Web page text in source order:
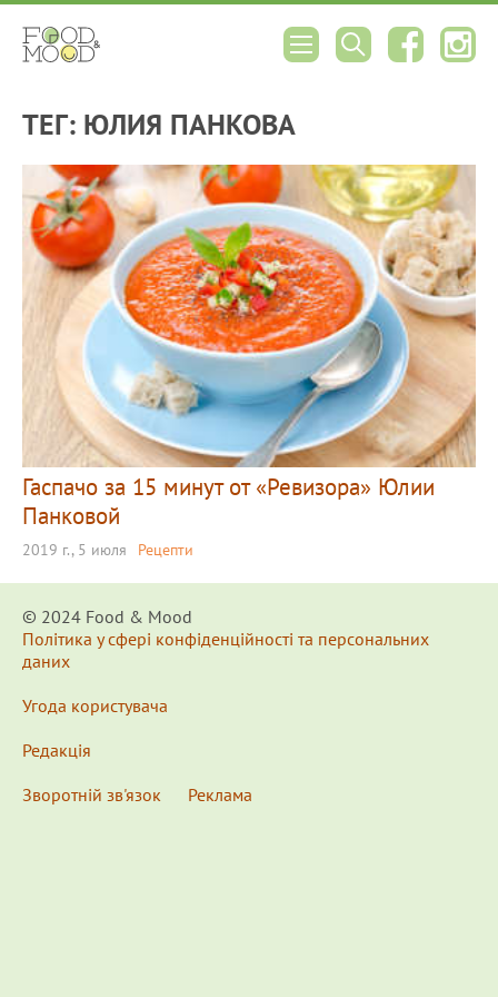
ТЕГ: ЮЛИЯ ПАНКОВА
Гаспачо за 15 минут от «Ревизора» Юлии
Панковой
2019 г., 5 июля Рецепти
© 2024 Food & Мood
Політика у сфері конфіденційності та персональних
даних
Угода користувача
Редакція
Зворотній зв'язок
Реклама